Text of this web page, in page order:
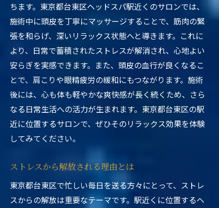
ちます。東京都台東区ヘッドスパ駅近くのサロンでは、
施術中に頭皮を丁寧にマッサージすることで、筋肉の緊
張を和らげ、深いリラックス状態へと導きます。これに
より、日常で蓄積されたストレスが解消され、心地よい
安らぎを実感できます。また、頭皮の血行が良くなるこ
とで、肩こりや眼精疲労の緩和にもつながります。施術
後には、心も体も軽やかな爽快感が長く続くため、さら
なる日常生活への活力が生まれます。東京都台東区の駅
近に位置するサロンで、ぜひそのリラックス効果を体験
してみてください。
ストレスから解放される理由とは
東京都台東区で忙しい毎日を送る方々にとって、ストレ
スからの解放は重要なテーマです。駅近くに位置するヘ